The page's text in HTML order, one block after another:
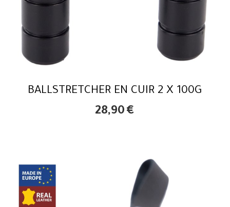
BALLSTRETCHER EN CUIR 2 X 100G
28,90 €